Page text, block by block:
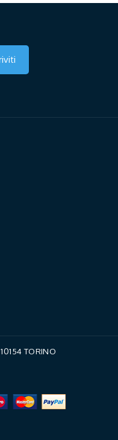
TORINO